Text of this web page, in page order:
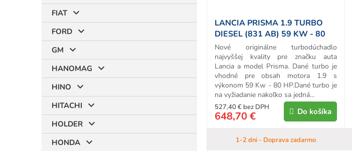
FIAT
FORD
GM
HANOMAG
HINO
HITACHI
HOLDER
HONDA
LANCIA PRISMA 1.9 TURBO
DIESEL (831 AB) 59 KW - 80
HP ORIGINÁL TURBO
1-2 dni - Doprava zadarmo
527,40 € bez DPH
648,70 € Do košíka
Nové originálne turbodúchadlo
najvyššej kvality pre značku auta
Lancia a model Prisma. Dané turbo je
vhodné pre obsah motora 1.9 s
výkonom 59 Kw - 80 HP.Dané turbo je
na vyžiadanie nakoľko sa jedná...